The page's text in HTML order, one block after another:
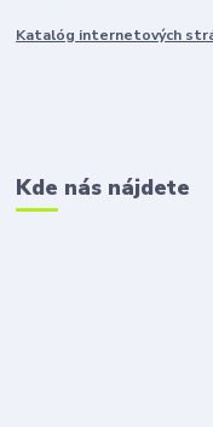
Katalóg internetových
Kde nás nájdete